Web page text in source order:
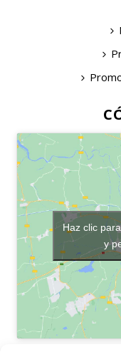
Haz clic
y